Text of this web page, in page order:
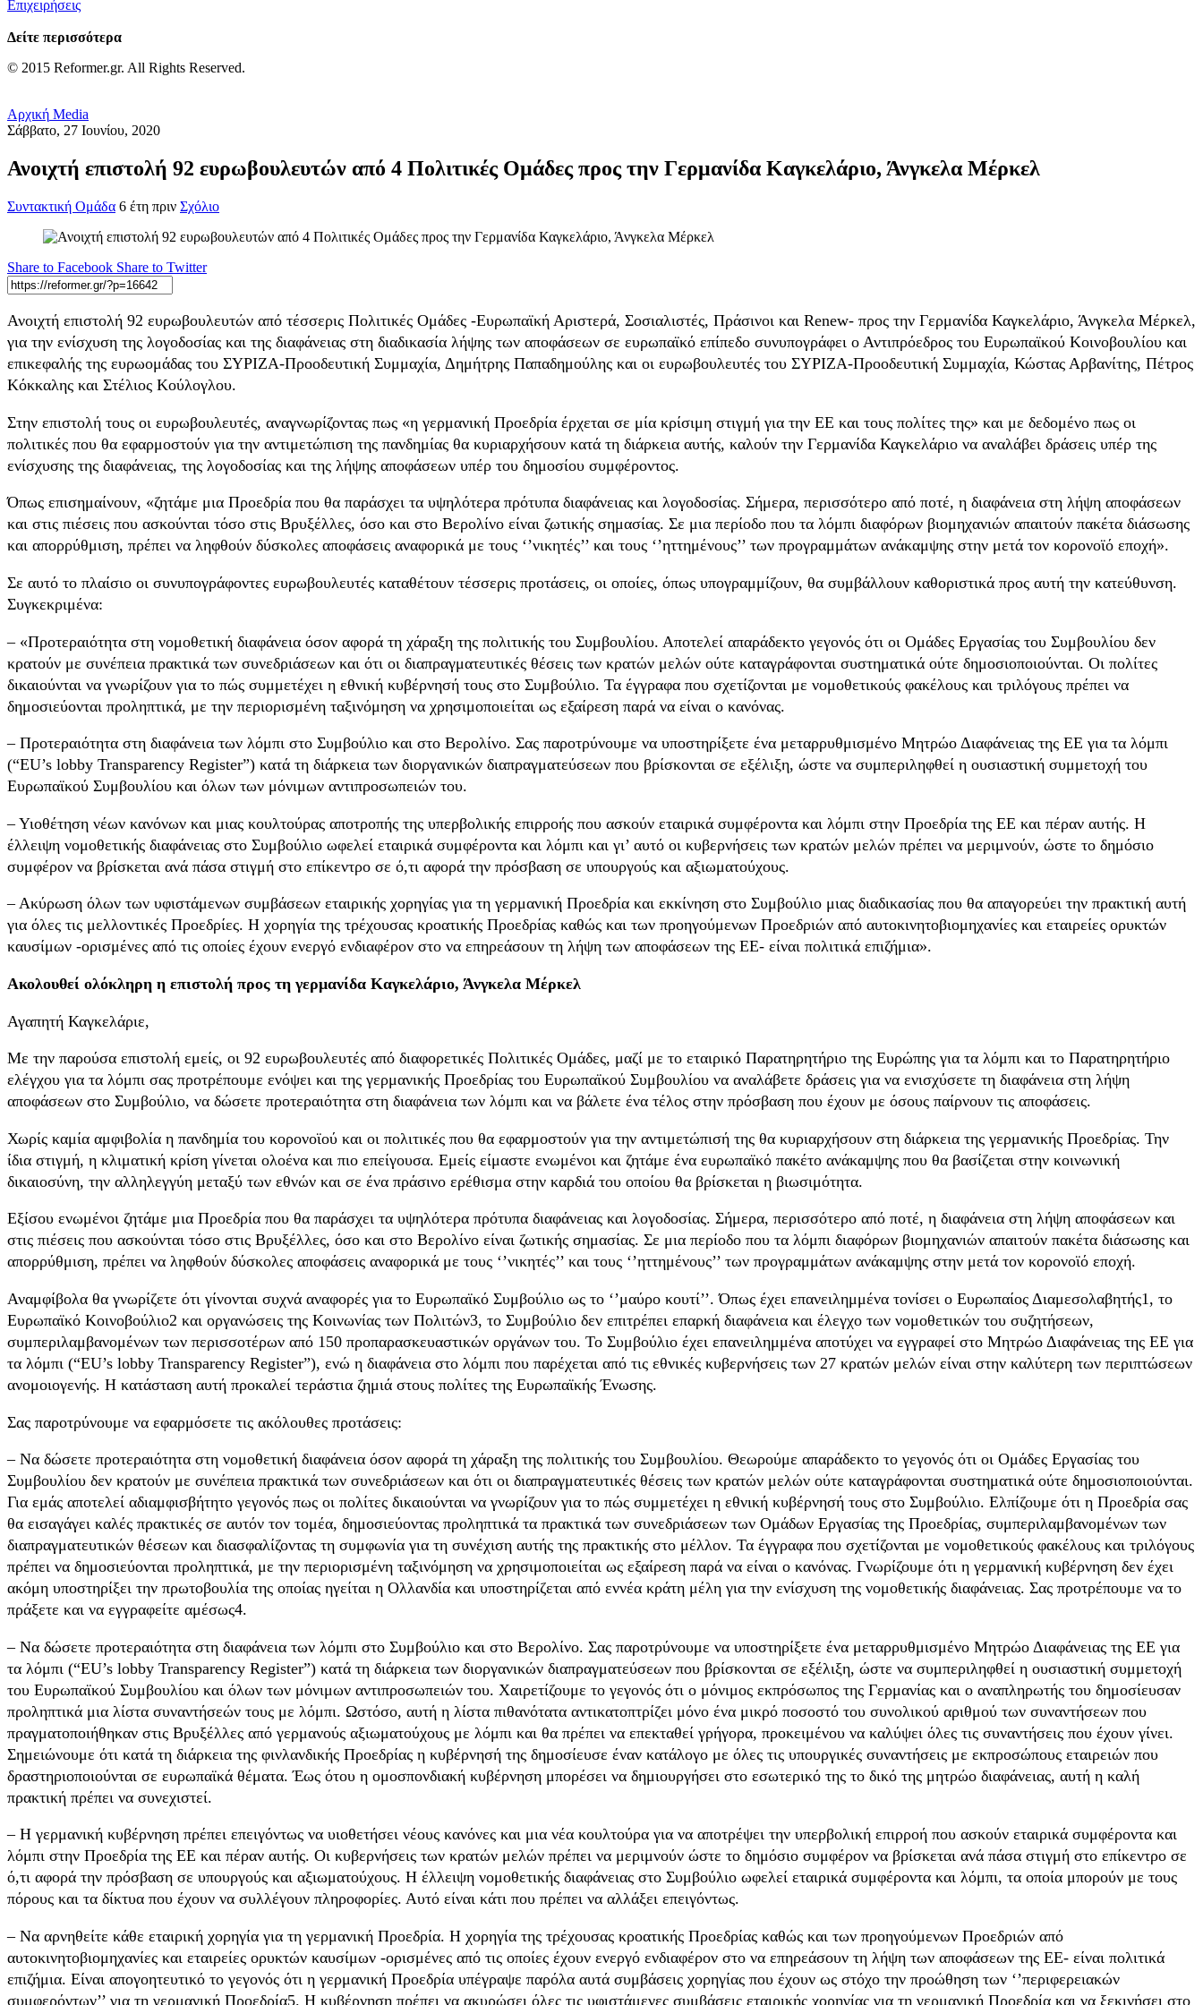
Επιχειρήσεις
Δείτε περισσότερα
© 2015 Reformer.gr. All Rights Reserved.
Αρχική Media
Σάββατο, 27 Ιουνίου, 2020
Ανοιχτή επιστολή 92 ευρωβουλευτών από 4 Πολιτικές Ομάδες προς την Γερμανίδα Καγκελάριο, Άνγκελα Μέρκελ
Συντακτική Ομάδα 6 έτη πριν Σχόλιο
Share to Facebook Share to Twitter
Ανοιχτή επιστολή 92 ευρωβουλευτών από τέσσερις Πολιτικές Ομάδες -Ευρωπαϊκή Αριστερά, Σοσιαλιστές, Πράσινοι και Renew- προς την Γερμανίδα Καγκελάριο, Άνγκελα Μέρκελ,
για την ενίσχυση της λογοδοσίας και της διαφάνειας στη διαδικασία λήψης των αποφάσεων σε ευρωπαϊκό επίπεδο συνυπογράφει ο Αντιπρόεδρος του Ευρωπαϊκού Κοινοβουλίου και
επικεφαλής της ευρωομάδας του ΣΥΡΙΖΑ-Προοδευτική Συμμαχία, Δημήτρης Παπαδημούλης και οι ευρωβουλευτές του ΣΥΡΙΖΑ-Προοδευτική Συμμαχία, Κώστας Αρβανίτης, Πέτρος
Κόκκαλης και Στέλιος Κούλογλου.
Στην επιστολή τους οι ευρωβουλευτές, αναγνωρίζοντας πως «η γερμανική Προεδρία έρχεται σε μία κρίσιμη στιγμή για την ΕΕ και τους πολίτες της» και με δεδομένο πως οι
πολιτικές που θα εφαρμοστούν για την αντιμετώπιση της πανδημίας θα κυριαρχήσουν κατά τη διάρκεια αυτής, καλούν την Γερμανίδα Καγκελάριο να αναλάβει δράσεις υπέρ της
ενίσχυσης της διαφάνειας, της λογοδοσίας και της λήψης αποφάσεων υπέρ του δημοσίου συμφέροντος.
Όπως επισημαίνουν, «ζητάμε μια Προεδρία που θα παράσχει τα υψηλότερα πρότυπα διαφάνειας και λογοδοσίας. Σήμερα, περισσότερο από ποτέ, η διαφάνεια στη λήψη αποφάσεων
και στις πιέσεις που ασκούνται τόσο στις Βρυξέλλες, όσο και στο Βερολίνο είναι ζωτικής σημασίας. Σε μια περίοδο που τα λόμπι διαφόρων βιομηχανιών απαιτούν πακέτα διάσωσης
και απορρύθμιση, πρέπει να ληφθούν δύσκολες αποφάσεις αναφορικά με τους ‘’νικητές’’ και τους ‘’ηττημένους’’ των προγραμμάτων ανάκαμψης στην μετά τον κορονοϊό εποχή».
Σε αυτό το πλαίσιο οι συνυπογράφοντες ευρωβουλευτές καταθέτουν τέσσερις προτάσεις, οι οποίες, όπως υπογραμμίζουν, θα συμβάλλουν καθοριστικά προς αυτή την κατεύθυνση.
Συγκεκριμένα:
– «Προτεραιότητα στη νομοθετική διαφάνεια όσον αφορά τη χάραξη της πολιτικής του Συμβουλίου. Αποτελεί απαράδεκτο γεγονός ότι οι Ομάδες Εργασίας του Συμβουλίου δεν
κρατούν με συνέπεια πρακτικά των συνεδριάσεων και ότι οι διαπραγματευτικές θέσεις των κρατών μελών ούτε καταγράφονται συστηματικά ούτε δημοσιοποιούνται. Οι πολίτες
δικαιούνται να γνωρίζουν για το πώς συμμετέχει η εθνική κυβέρνησή τους στο Συμβούλιο. Τα έγγραφα που σχετίζονται με νομοθετικούς φακέλους και τριλόγους πρέπει να
δημοσιεύονται προληπτικά, με την περιορισμένη ταξινόμηση να χρησιμοποιείται ως εξαίρεση παρά να είναι ο κανόνας.
– Προτεραιότητα στη διαφάνεια των λόμπι στο Συμβούλιο και στο Βερολίνο. Σας παροτρύνουμε να υποστηρίξετε ένα μεταρρυθμισμένο Μητρώο Διαφάνειας της ΕΕ για τα λόμπι
(“EU’s lobby Transparency Register”) κατά τη διάρκεια των διοργανικών διαπραγματεύσεων που βρίσκονται σε εξέλιξη, ώστε να συμπεριληφθεί η ουσιαστική συμμετοχή του
Ευρωπαϊκού Συμβουλίου και όλων των μόνιμων αντιπροσωπειών του.
– Υιοθέτηση νέων κανόνων και μιας κουλτούρας αποτροπής της υπερβολικής επιρροής που ασκούν εταιρικά συμφέροντα και λόμπι στην Προεδρία της ΕΕ και πέραν αυτής. Η
έλλειψη νομοθετικής διαφάνειας στο Συμβούλιο ωφελεί εταιρικά συμφέροντα και λόμπι και γι’ αυτό οι κυβερνήσεις των κρατών μελών πρέπει να μεριμνούν, ώστε το δημόσιο
συμφέρον να βρίσκεται ανά πάσα στιγμή στο επίκεντρο σε ό,τι αφορά την πρόσβαση σε υπουργούς και αξιωματούχους.
– Ακύρωση όλων των υφιστάμενων συμβάσεων εταιρικής χορηγίας για τη γερμανική Προεδρία και εκκίνηση στο Συμβούλιο μιας διαδικασίας που θα απαγορεύει την πρακτική αυτή
για όλες τις μελλοντικές Προεδρίες. Η χορηγία της τρέχουσας κροατικής Προεδρίας καθώς και των προηγούμενων Προεδριών από αυτοκινητοβιομηχανίες και εταιρείες ορυκτών
καυσίμων -ορισμένες από τις οποίες έχουν ενεργό ενδιαφέρον στο να επηρεάσουν τη λήψη των αποφάσεων της ΕΕ- είναι πολιτικά επιζήμια».
Ακολουθεί ολόκληρη η επιστολή προς τη γερμανίδα Καγκελάριο, Άνγκελα Μέρκελ
Αγαπητή Καγκελάριε,
Με την παρούσα επιστολή εμείς, οι 92 ευρωβουλευτές από διαφορετικές Πολιτικές Ομάδες, μαζί με το εταιρικό Παρατηρητήριο της Ευρώπης για τα λόμπι και το Παρατηρητήριο
ελέγχου για τα λόμπι σας προτρέπουμε ενόψει και της γερμανικής Προεδρίας του Ευρωπαϊκού Συμβουλίου να αναλάβετε δράσεις για να ενισχύσετε τη διαφάνεια στη λήψη
αποφάσεων στο Συμβούλιο, να δώσετε προτεραιότητα στη διαφάνεια των λόμπι και να βάλετε ένα τέλος στην πρόσβαση που έχουν με όσους παίρνουν τις αποφάσεις.
Χωρίς καμία αμφιβολία η πανδημία του κορονοϊού και οι πολιτικές που θα εφαρμοστούν για την αντιμετώπισή της θα κυριαρχήσουν στη διάρκεια της γερμανικής Προεδρίας. Την
ίδια στιγμή, η κλιματική κρίση γίνεται ολοένα και πιο επείγουσα. Εμείς είμαστε ενωμένοι και ζητάμε ένα ευρωπαϊκό πακέτο ανάκαμψης που θα βασίζεται στην κοινωνική
δικαιοσύνη, την αλληλεγγύη μεταξύ των εθνών και σε ένα πράσινο ερέθισμα στην καρδιά του οποίου θα βρίσκεται η βιωσιμότητα.
Εξίσου ενωμένοι ζητάμε μια Προεδρία που θα παράσχει τα υψηλότερα πρότυπα διαφάνειας και λογοδοσίας. Σήμερα, περισσότερο από ποτέ, η διαφάνεια στη λήψη αποφάσεων και
στις πιέσεις που ασκούνται τόσο στις Βρυξέλλες, όσο και στο Βερολίνο είναι ζωτικής σημασίας. Σε μια περίοδο που τα λόμπι διαφόρων βιομηχανιών απαιτούν πακέτα διάσωσης και
απορρύθμιση, πρέπει να ληφθούν δύσκολες αποφάσεις αναφορικά με τους ‘’νικητές’’ και τους ‘’ηττημένους’’ των προγραμμάτων ανάκαμψης στην μετά τον κορονοϊό εποχή.
Αναμφίβολα θα γνωρίζετε ότι γίνονται συχνά αναφορές για το Ευρωπαϊκό Συμβούλιο ως το ‘’μαύρο κουτί’’. Όπως έχει επανειλημμένα τονίσει ο Ευρωπαίος Διαμεσολαβητής1, το
Ευρωπαϊκό Κοινοβούλιο2 και οργανώσεις της Κοινωνίας των Πολιτών3, το Συμβούλιο δεν επιτρέπει επαρκή διαφάνεια και έλεγχο των νομοθετικών του συζητήσεων,
συμπεριλαμβανομένων των περισσοτέρων από 150 προπαρασκευαστικών οργάνων του. Το Συμβούλιο έχει επανειλημμένα αποτύχει να εγγραφεί στο Μητρώο Διαφάνειας της ΕΕ για
τα λόμπι (“EU’s lobby Transparency Register”), ενώ η διαφάνεια στο λόμπι που παρέχεται από τις εθνικές κυβερνήσεις των 27 κρατών μελών είναι στην καλύτερη των περιπτώσεων
ανομοιογενής. Η κατάσταση αυτή προκαλεί τεράστια ζημιά στους πολίτες της Ευρωπαϊκής Ένωσης.
Σας παροτρύνουμε να εφαρμόσετε τις ακόλουθες προτάσεις:
– Να δώσετε προτεραιότητα στη νομοθετική διαφάνεια όσον αφορά τη χάραξη της πολιτικής του Συμβουλίου. Θεωρούμε απαράδεκτο το γεγονός ότι οι Ομάδες Εργασίας του
Συμβουλίου δεν κρατούν με συνέπεια πρακτικά των συνεδριάσεων και ότι οι διαπραγματευτικές θέσεις των κρατών μελών ούτε καταγράφονται συστηματικά ούτε δημοσιοποιούνται.
Για εμάς αποτελεί αδιαμφισβήτητο γεγονός πως οι πολίτες δικαιούνται να γνωρίζουν για το πώς συμμετέχει η εθνική κυβέρνησή τους στο Συμβούλιο. Ελπίζουμε ότι η Προεδρία σας
θα εισαγάγει καλές πρακτικές σε αυτόν τον τομέα, δημοσιεύοντας προληπτικά τα πρακτικά των συνεδριάσεων των Ομάδων Εργασίας της Προεδρίας, συμπεριλαμβανομένων των
διαπραγματευτικών θέσεων και διασφαλίζοντας τη συμφωνία για τη συνέχιση αυτής της πρακτικής στο μέλλον. Τα έγγραφα που σχετίζονται με νομοθετικούς φακέλους και τριλόγους
πρέπει να δημοσιεύονται προληπτικά, με την περιορισμένη ταξινόμηση να χρησιμοποιείται ως εξαίρεση παρά να είναι ο κανόνας. Γνωρίζουμε ότι η γερμανική κυβέρνηση δεν έχει
ακόμη υποστηρίξει την πρωτοβουλία της οποίας ηγείται η Ολλανδία και υποστηρίζεται από εννέα κράτη μέλη για την ενίσχυση της νομοθετικής διαφάνειας. Σας προτρέπουμε να το
πράξετε και να εγγραφείτε αμέσως4.
– Να δώσετε προτεραιότητα στη διαφάνεια των λόμπι στο Συμβούλιο και στο Βερολίνο. Σας παροτρύνουμε να υποστηρίξετε ένα μεταρρυθμισμένο Μητρώο Διαφάνειας της ΕΕ για
τα λόμπι (“EU’s lobby Transparency Register”) κατά τη διάρκεια των διοργανικών διαπραγματεύσεων που βρίσκονται σε εξέλιξη, ώστε να συμπεριληφθεί η ουσιαστική συμμετοχή
του Ευρωπαϊκού Συμβουλίου και όλων των μόνιμων αντιπροσωπειών του. Χαιρετίζουμε το γεγονός ότι ο μόνιμος εκπρόσωπος της Γερμανίας και ο αναπληρωτής του δημοσίευσαν
προληπτικά μια λίστα συναντήσεών τους με λόμπι. Ωστόσο, αυτή η λίστα πιθανότατα αντικατοπτρίζει μόνο ένα μικρό ποσοστό του συνολικού αριθμού των συναντήσεων που
πραγματοποιήθηκαν στις Βρυξέλλες από γερμανούς αξιωματούχους με λόμπι και θα πρέπει να επεκταθεί γρήγορα, προκειμένου να καλύψει όλες τις συναντήσεις που έχουν γίνει.
Σημειώνουμε ότι κατά τη διάρκεια της φινλανδικής Προεδρίας η κυβέρνησή της δημοσίευσε έναν κατάλογο με όλες τις υπουργικές συναντήσεις με εκπροσώπους εταιρειών που
δραστηριοποιούνται σε ευρωπαϊκά θέματα. Έως ότου η ομοσπονδιακή κυβέρνηση μπορέσει να δημιουργήσει στο εσωτερικό της το δικό της μητρώο διαφάνειας, αυτή η καλή
πρακτική πρέπει να συνεχιστεί.
– Η γερμανική κυβέρνηση πρέπει επειγόντως να υιοθετήσει νέους κανόνες και μια νέα κουλτούρα για να αποτρέψει την υπερβολική επιρροή που ασκούν εταιρικά συμφέροντα και
λόμπι στην Προεδρία της ΕΕ και πέραν αυτής. Οι κυβερνήσεις των κρατών μελών πρέπει να μεριμνούν ώστε το δημόσιο συμφέρον να βρίσκεται ανά πάσα στιγμή στο επίκεντρο σε
ό,τι αφορά την πρόσβαση σε υπουργούς και αξιωματούχους. Η έλλειψη νομοθετικής διαφάνειας στο Συμβούλιο ωφελεί εταιρικά συμφέροντα και λόμπι, τα οποία μπορούν με τους
πόρους και τα δίκτυα που έχουν να συλλέγουν πληροφορίες. Αυτό είναι κάτι που πρέπει να αλλάξει επειγόντως.
– Να αρνηθείτε κάθε εταιρική χορηγία για τη γερμανική Προεδρία. Η χορηγία της τρέχουσας κροατικής Προεδρίας καθώς και των προηγούμενων Προεδριών από
αυτοκινητοβιομηχανίες και εταιρείες ορυκτών καυσίμων -ορισμένες από τις οποίες έχουν ενεργό ενδιαφέρον στο να επηρεάσουν τη λήψη των αποφάσεων της ΕΕ- είναι πολιτικά
επιζήμια. Είναι απογοητευτικό το γεγονός ότι η γερμανική Προεδρία υπέγραψε παρόλα αυτά συμβάσεις χορηγίας που έχουν ως στόχο την προώθηση των ‘’περιφερειακών
συμφερόντων’’ για τη γερμανική Προεδρία5. Η κυβέρνηση πρέπει να ακυρώσει όλες τις υφιστάμενες συμβάσεις εταιρικής χορηγίας για τη γερμανική Προεδρία και να ξεκινήσει στο